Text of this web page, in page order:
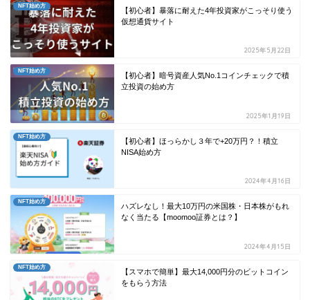
NFT始め方
【初心者】暴落に耐えた4年投資家がこっそり使う
仮想通貨サイト
2025年5月22日
NFT始め方
【初心者】暗号資産人気No.1コインチェックで積
立投資の始め方
2025年1月19日
NFT始め方
【初心者】ほっらかし３年で+20万円？！積立
NISA始め方
2024年4月16日
NFT始め方
ハズレなし！最大10万円の米国株・日本株がもれ
なく当たる【moomoo証券とは？】
2024年4月15日
NFT始め方
【スマホで簡単】最大14,000円分のビットコイン
をもらう方法